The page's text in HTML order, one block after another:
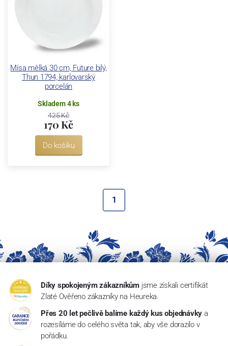
Mísa mělká 30 cm, Future bilý,
Thun 1794, karlovarský
porcelán
Skladem 4 ks
425 Kč
170 Kč
Do košíku
1
Díky spokojeným zákazníkům jsme získali certifikát
Zlaté Ověřeno zákazníky na Heureka.
Přes 20 let pečlivě balíme každý kus objednávky a
rozesíláme do celého světa tak, aby vše dorazilo v
pořádku.